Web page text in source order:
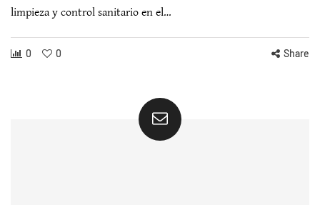
limpieza y control sanitario en el…
0 0 Share